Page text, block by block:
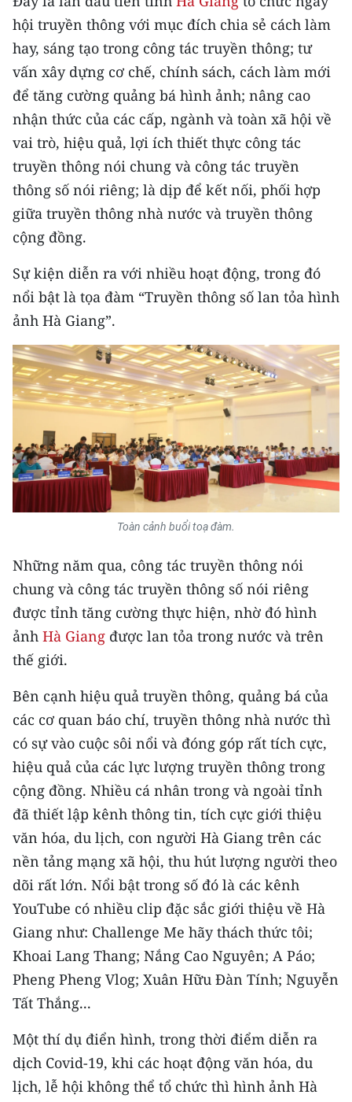
54 DÂN TỘC VIỆT NAM
CHƯƠNG TRÌNH OCOP - MỖI XÃ
MỘT SẢN PHẨM
RADIO
MEDIA CENTER
E-Magazine
Video
Media Chính trị
Media Kinh tế
Media Văn hóa
Media Xã hội
Media Pháp luật
Media Du lịch
Media Thế giới
Media Thể thao
Media Y tế
Media Khoa học - Công nghệ
Media Môi trường
Infographic
TIN MỚI
TIN ĐỊA PHƯƠNG
Trung du và miền núi phía Bắc
Đồng bằng sông Hồng
Bắc Trung Bộ
Duyên hải Nam Trung Bộ và Tây
Nguyên
Đông Nam Bộ
Đồng bằng sông Cửu Long
Chuyên trang Hà Nội
hội truyền thông với mục đích chia sẻ cách làm
hay, sáng tạo trong công tác truyền thông; tư
vấn xây dựng cơ chế, chính sách, cách làm mới
để tăng cường quảng bá hình ảnh; nâng cao
nhận thức của các cấp, ngành và toàn xã hội về
vai trò, hiệu quả, lợi ích thiết thực công tác
truyền thông nói chung và công tác truyền
thông số nói riêng; là dịp để kết nối, phối hợp
giữa truyền thông nhà nước và truyền thông
cộng đồng.
Sự kiện diễn ra với nhiều hoạt động, trong đó
nổi bật là tọa đàm “Truyền thông số lan tỏa hình
ảnh Hà Giang”.
Toàn cảnh buổi toạ đàm.
Những năm qua, công tác truyền thông nói
chung và công tác truyền thông số nói riêng
được tỉnh tăng cường thực hiện, nhờ đó hình
ảnh Hà Giang được lan tỏa trong nước và trên
thế giới.
Bên cạnh hiệu quả truyền thông, quảng bá của
các cơ quan báo chí, truyền thông nhà nước thì
có sự vào cuộc sôi nổi và đóng góp rất tích cực,
hiệu quả của các lực lượng truyền thông trong
cộng đồng. Nhiều cá nhân trong và ngoài tỉnh
đã thiết lập kênh thông tin, tích cực giới thiệu
văn hóa, du lịch, con người Hà Giang trên các
nền tảng mạng xã hội, thu hút lượng người theo
dõi rất lớn. Nổi bật trong số đó là các kênh
YouTube có nhiều clip đặc sắc giới thiệu về Hà
Giang như: Challenge Me hãy thách thức tôi;
Khoai Lang Thang; Nắng Cao Nguyên; A Páo;
Pheng Pheng Vlog; Xuân Hữu Đàn Tính; Nguyễn
Tất Thắng...
Một thí dụ điển hình, trong thời điểm diễn ra
dịch Covid-19, khi các hoạt động văn hóa, du
lịch, lễ hội không thể tổ chức thì hình ảnh Hà